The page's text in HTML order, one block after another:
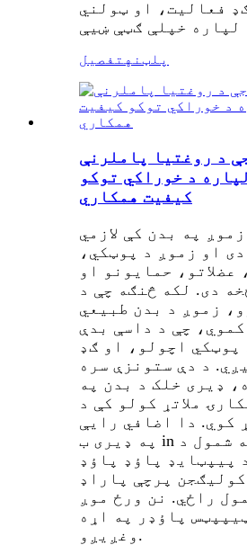
فعالیت، او ټولني
پلټنهتفصیل
د روغتیا پاملرنې
د خوراکي توکو
کیفیت همکاري
په بدن کې لازمي
او زموږ د پوټکي،
عضلاتو، حمایونو او
دی. لکه څنګه چې د
زموږ د بدن طبیعي
چې د داسې بدې
پوټکي اچولو، او ګډ
د دې ستونزې سره
ډیری خلک د بدن په
ملاتړ کولو کې د
کوي. دا اضافي رایې
په ډیری ب in ه کې راځي، په شمول د
پیپټایډ پاؤډ پاؤډ
پرچې پاراډ
راځي. نن ورځ موږ
پاؤډر په اړه
وغږیږو.